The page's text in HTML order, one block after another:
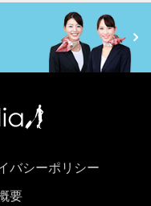
バシーポリシー
要